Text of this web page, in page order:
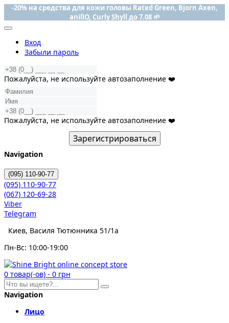
-20% на средства для кожи головы Rated Green, Bjorn Axen,
anillO, Curly Shyll до 7.08 🌱
Вход
Забыли пароль
Пожалуйста, не используйте автозаполнение ❤️
Пожалуйста, не используйте автозаполнение ❤️
Зарегистрироваться
Navigation
(095) 110-90-77
(095) 110-90-77
(067) 120-69-28
Viber
Telegram
Киев, Василя Тютюнника 51/1а
Пн-Вс: 10:00-19:00
0 товар(-ов) - 0 грн
Navigation
Лицо